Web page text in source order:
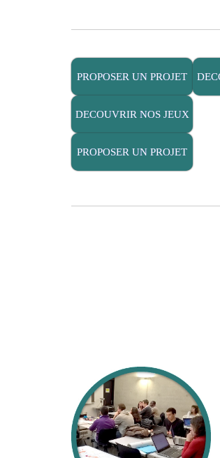
PROPOSER UN PROJET
DECOUVRIR NOS JEUX
PROPOSER UN PROJET